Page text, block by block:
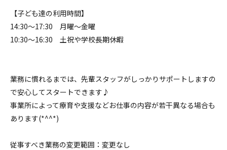
【子ども達の利用時間】
14:30～17:30 月曜～金曜
10:30～16:30 土祝や学校長期休暇
業務に慣れるまでは、先輩スタッフがしっかりサポートしますの
で安心してスタートできます♪
事業所によって療育や支援などお仕事の内容が若干異なる場合も
あります(*^^*)
従事すべき業務の変更範囲：変更なし